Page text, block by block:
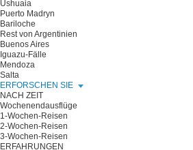
Ushuaia
Puerto Madryn
Bariloche
Rest von Argentinien
Buenos Aires
Iguazu-Fälle
Mendoza
Salta
ERFORSCHEN SIE
NACH ZEIT
Wochenendausflüge
1-Wochen-Reisen
2-Wochen-Reisen
3-Wochen-Reisen
ERFAHRUNGEN